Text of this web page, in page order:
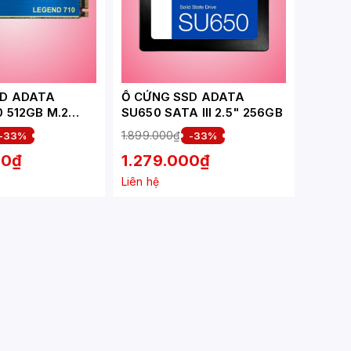
ADATA
512GB M.2
GEN 3X4
S - GHI
(ALEG-710-
-33%
Ổ CỨNG SSD ADATA
SU650 SATA III 2.5" 256GB
1.899.000₫ -33%
1.279.000₫
Liên hệ